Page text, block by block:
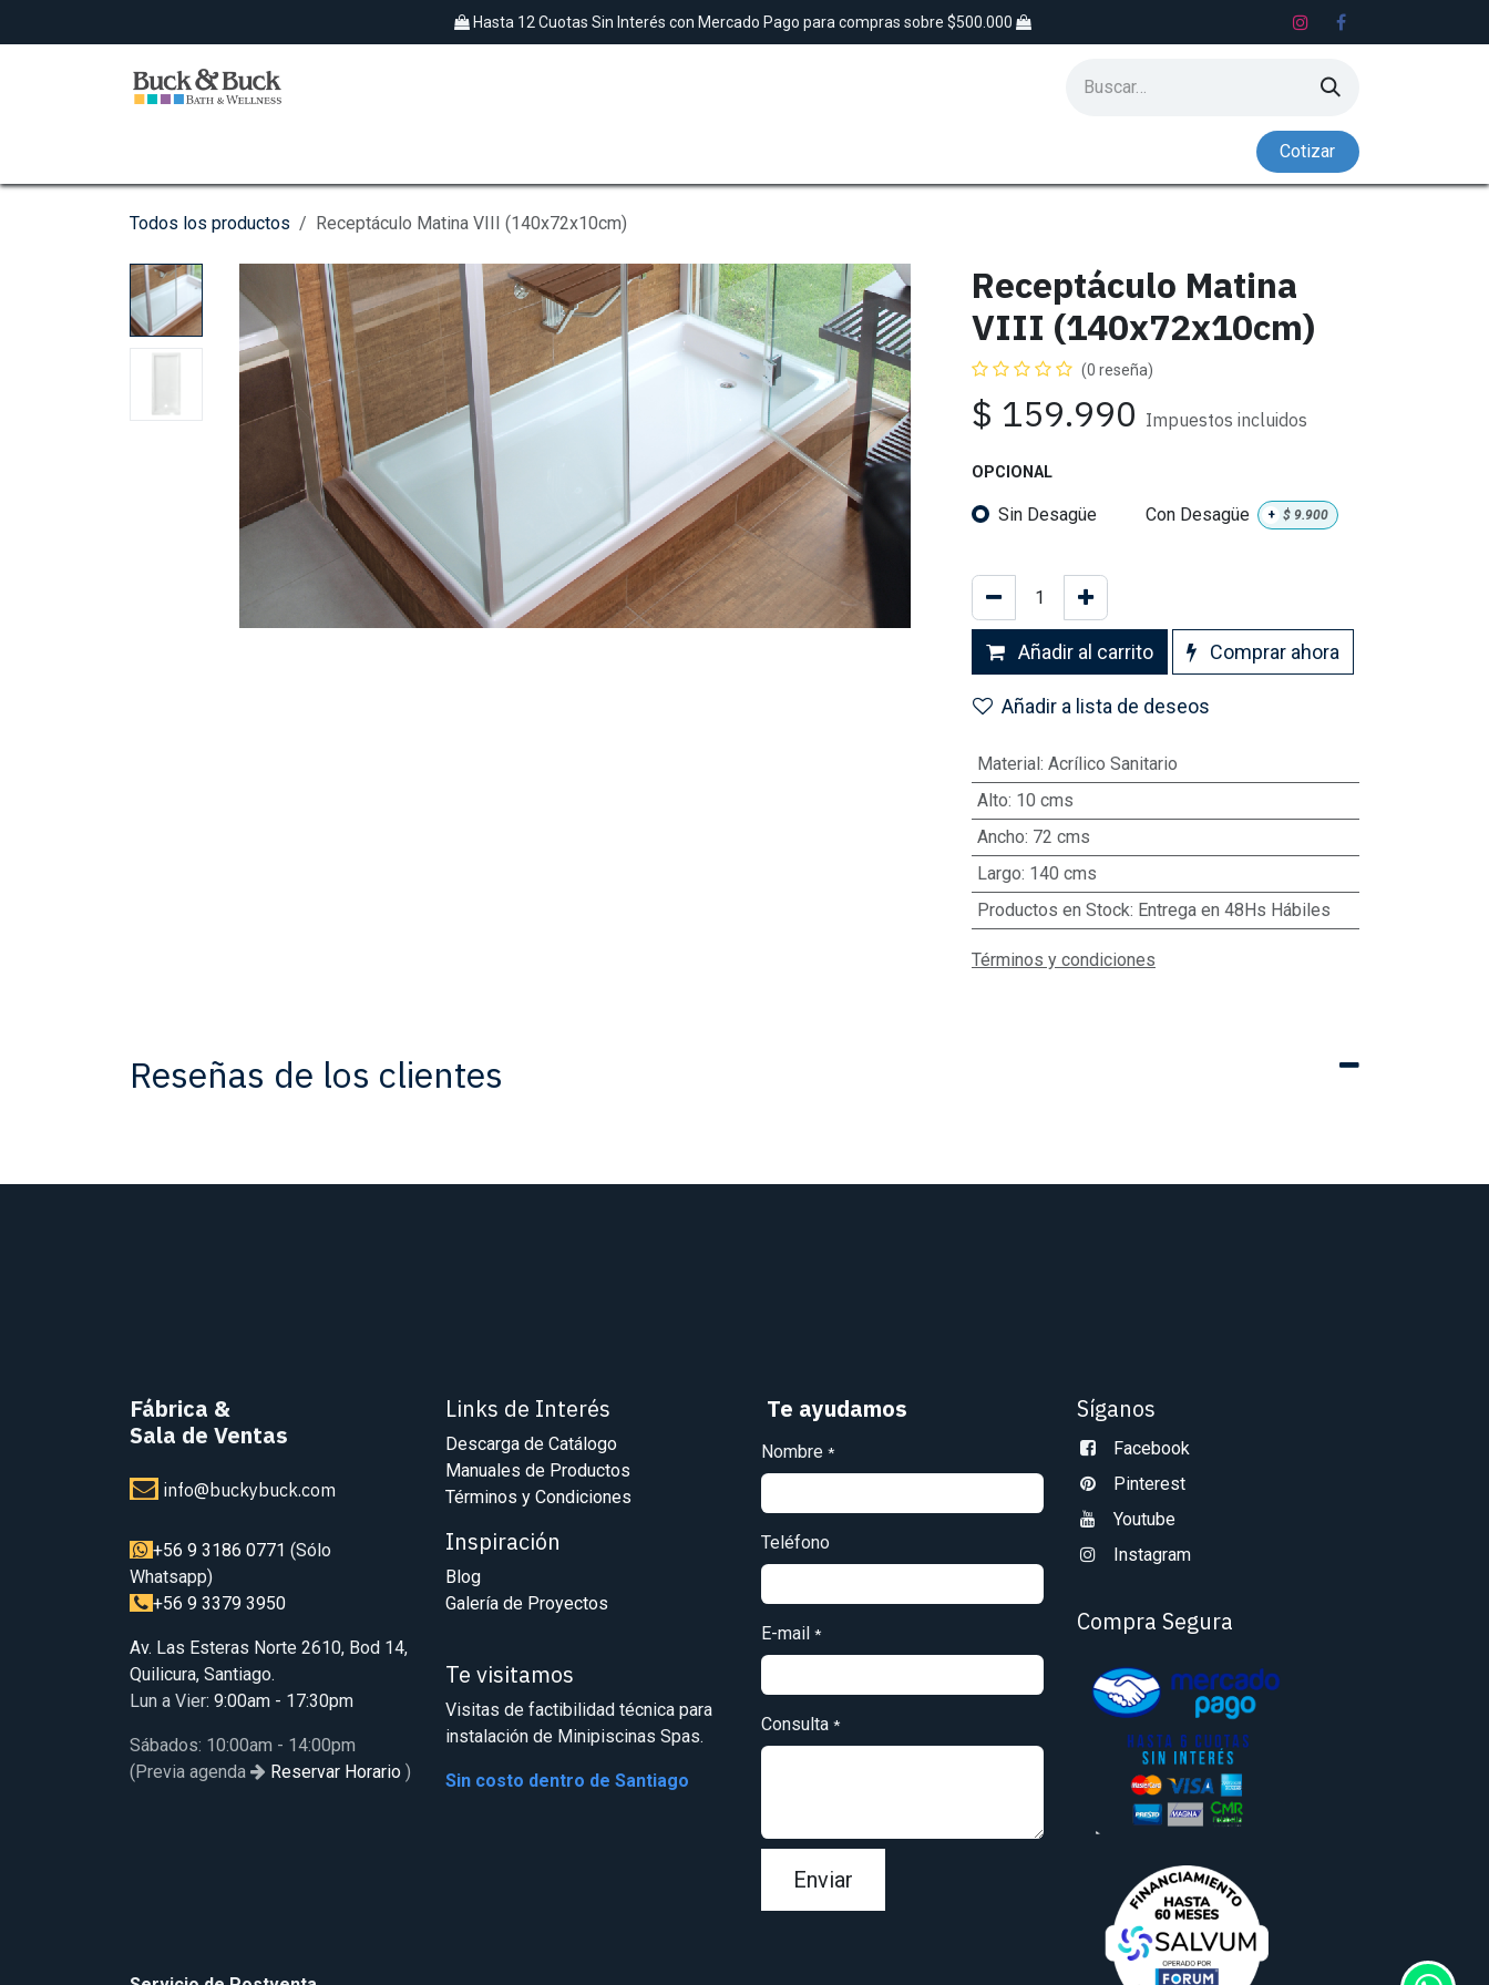
Hasta 12 Cuotas Sin Interés con Mercado Pago para compras sobre $500.000
NADO CONTRACORRIENTE
Co​​tiz​​​​​​​​​​ar
Todos los productos Receptáculo Matina VIII (140x72x10cm)
Receptáculo Matina
VIII (140x72x10cm)
(0 reseña)
$ 159.990 Impuestos incluidos
OPCIONAL
Sin Desagüe Con Desagüe + $ 9.900
Añadir al carrito Comprar ahora
Añadir a lista de deseos
Material : Acrílico Sanitario
Alto: 10 cms
Ancho: 72 cms
Largo: 140 cms
Productos en Stock: Entrega en 48Hs Hábiles
Términos y condiciones
Reseñas de los clientes
Fábrica &
Sala de Ventas
info@buckybuck.com
+56 9 3186 0771 (Sólo
Whatsapp)
+56 9 3379 3950
Av. Las Esteras Norte 2610, Bod 14,
Quilicura, Santiago.
Lun a Vier: 9:00am - 17:30pm
Sábados: 10:00am - 14:00pm
(Previa agenda
Reservar Horario )
Links de Interés
Descarga de Catálogo
Manuales de Productos
Términos y Condiciones
Inspiración
Blog
Galería de Proyectos
Te visitamos
Visitas de factibilidad técnica para
instalación de Minipiscinas Spas.
Sin costo dentro de Santiago
Te ayudamos
Nombre *
Teléfono
E-mail *
Consulta *
Enviar
Síganos
Facebook
Pinterest
Youtube
Instagram
Compra Segura